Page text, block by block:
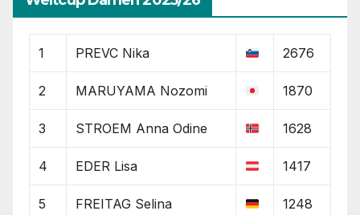
1 PREVC Nika 2676
2 MARUYAMA Nozomi 1870
3 STROEM Anna Odine 1628
4 EDER Lisa 1417
5 FREITAG Selina 1248